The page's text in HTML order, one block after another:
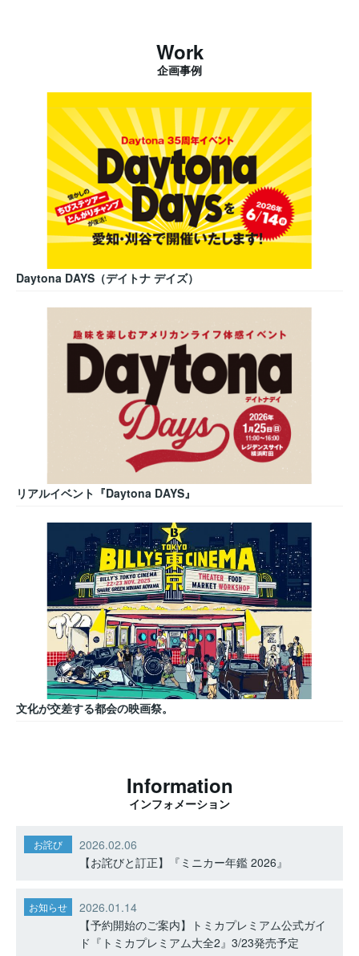
Work
企画事例
Daytona DAYS（デイトナ デイズ）
リアルイベント『Daytona DAYS』
文化が交差する都会の映画祭。
Information
インフォメーション
お詫び
2026.02.06
【お詫びと訂正】『ミニカー年鑑 2026』
お知らせ
2026.01.14
【予約開始のご案内】トミカプレミアム公式ガイ
ド『トミカプレミアム大全2』3/23発売予定